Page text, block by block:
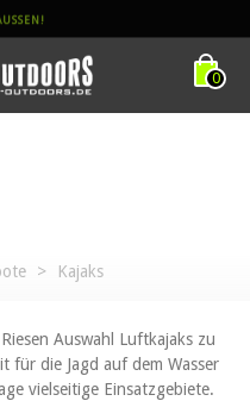
0
> Kajaks
Auswahl Luftkajaks zu
für die Jagd auf dem Wasser
vielseitige Einsatzgebiete.